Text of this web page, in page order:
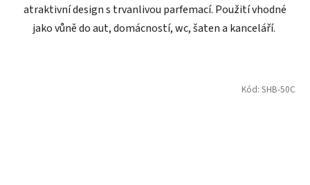
atraktivní design s trvanlivou parfemací. Použití vhodné
jako vůně do aut, domácností, wc, šaten a kanceláří.
Kód: SHB-50C